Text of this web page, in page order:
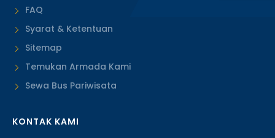
FAQ
Syarat & Ketentuan
Sitemap
Temukan Armada Kami
Sewa Bus Pariwisata
KONTAK KAMI